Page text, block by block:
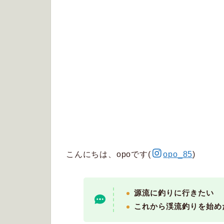
こんにちは、opoです( opo_85)
源流に釣りに行きたい
これから渓流釣りを始め